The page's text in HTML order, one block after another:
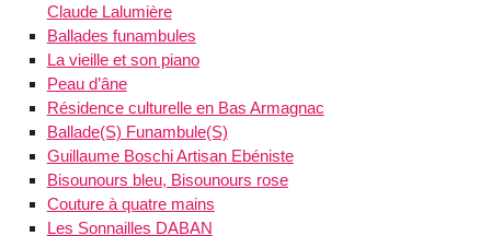
Claude Lalumière
Ballades funambules
La vieille et son piano
Peau d’âne
Résidence culturelle en Bas Armagnac
Ballade(S) Funambule(S)
Guillaume Boschi Artisan Ebéniste
Bisounours bleu, Bisounours rose
Couture à quatre mains
Les Sonnailles DABAN